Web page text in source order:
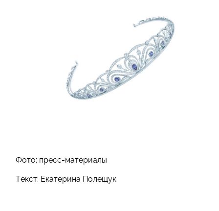
Фото: пресс-материалы
Текст: Екатерина Полещук